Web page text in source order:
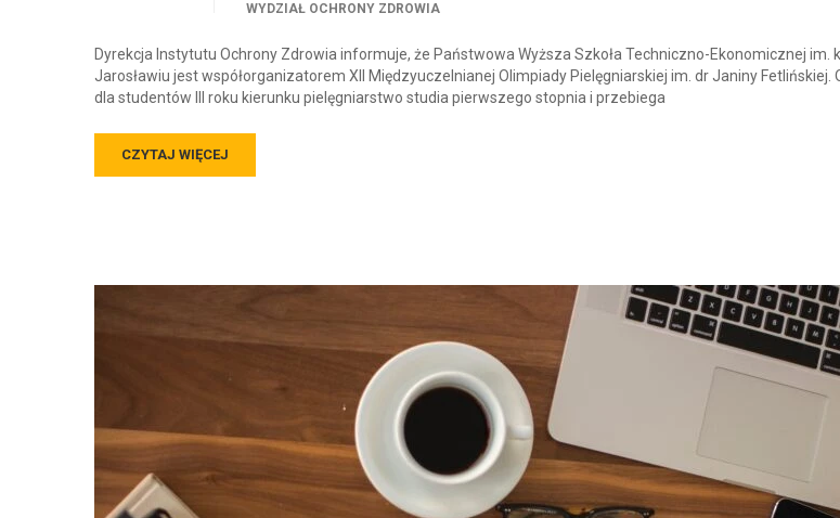
WYDZIAŁ OCHRONY ZDROWIA
Dyrekcja Instytutu Ochrony Zdrowia informuje, że Państwowa Wyższa Szkoła Techniczno-Ekonomicznej im.
Jarosławiu jest współorganizatorem XII Międzyuczelnianej Olimpiady Pielęgniarskiej im. dr Janiny
dla studentów III roku kierunku pielęgniarstwo studia pierwszego stopnia i przebiega
CZYTAJ WIĘCEJ